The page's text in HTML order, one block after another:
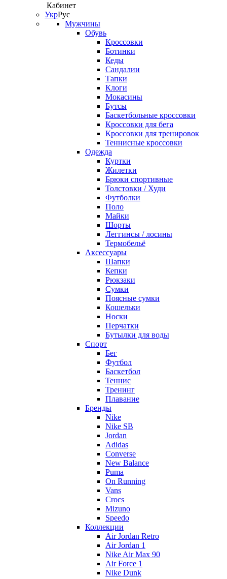
Кабинет
УкрРус
Мужчины
Обувь
Кроссовки
Ботинки
Кеды
Сандалии
Тапки
Клоги
Мокасины
Бутсы
Баскетбольные кроссовки
Кроссовки для бега
Кроссовки для тренировок
Теннисные кроссовки
Одежда
Куртки
Жилетки
Брюки спортивные
Толстовки / Худи
Футболки
Поло
Майки
Шорты
Леггинсы / лосины
Термобельё
Аксессуары
Шапки
Кепки
Рюкзаки
Сумки
Поясные сумки
Кошельки
Носки
Перчатки
Бутылки для воды
Спорт
Бег
Футбол
Баскетбол
Теннис
Тренинг
Плавание
Бренды
Nike
Nike SB
Jordan
Adidas
Converse
New Balance
Puma
On Running
Vans
Crocs
Mizuno
Speedo
Коллекции
Air Jordan Retro
Air Jordan 1
Nike Air Max 90
Air Force 1
Nike Dunk